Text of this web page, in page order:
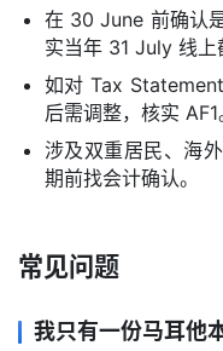
在 30 June 前确认
实当年 31 July 线上
如对 Tax
后需调整，核实 AF1
涉及双重居民、海
期前找会计确认。
常见问题
我只有一份马耳他